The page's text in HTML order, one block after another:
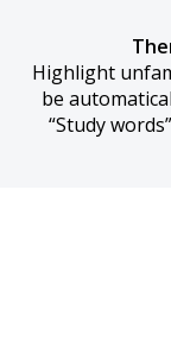
Highlight
be
“Study